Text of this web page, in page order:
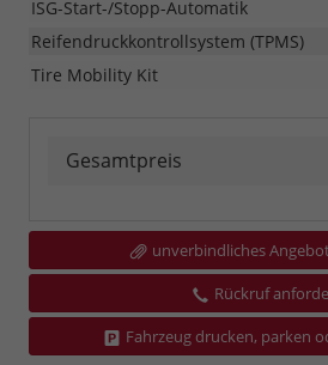
ISG-Start-/Stopp-Automatik
Reifendruckkontrollsystem (TPMS)
Tire Mobility Kit
Gesamtpreis
unverbindliches
Rückruf
Fahrzeug drucken, parken